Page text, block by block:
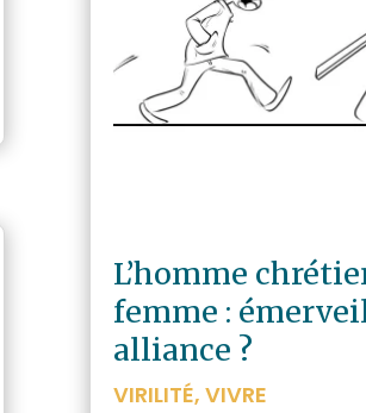
L’homme
femme :
alliance ?
VIRILITÉ, VIVRE